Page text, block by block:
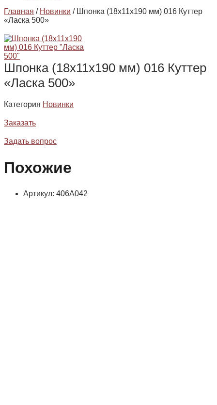
Главная / Новинки / Шпонка (18х11х190 мм) 016 Куттер
«Ласка 500»
Шпонка (18х11х190 мм) 016 Куттер
«Ласка 500»
Категория Новинки
Заказать
Задать вопрос
Похожие
Артикул: 406А042